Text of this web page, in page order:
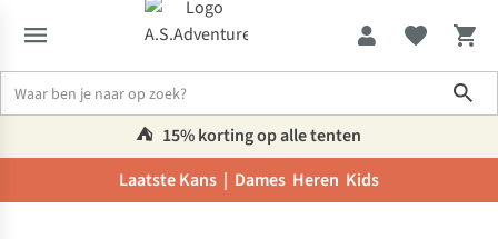
⛺️ 15% korting op alle tenten
Laatste Kans | Dames Heren Kids